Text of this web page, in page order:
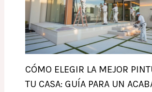
CÓMO ELEGIR LA MEJOR
TU CASA: GUÍA PARA UN